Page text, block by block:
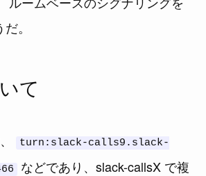
。
て
turn:slack-calls9.slack-
などであり、slack-callsX で複